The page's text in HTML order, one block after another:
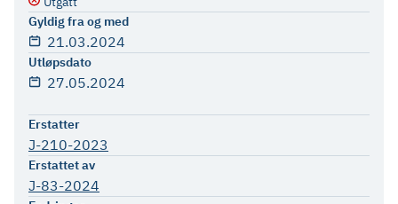
Gyldig fra og med
21.03.2024
Utløpsdato
27.05.2024
Erstatter
J-210-2023
Erstattet av
J-83-2024